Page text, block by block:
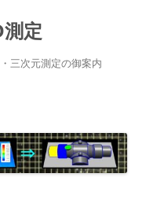
定
三次元測定の御案内